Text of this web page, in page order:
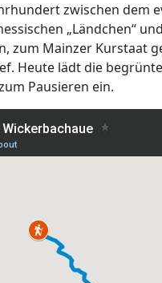
zwischen dem
„Ländchen“
zum Mainzer Kurstaat
Heute lädt die
Pausieren ein.